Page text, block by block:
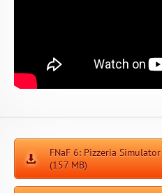
FNaF 6: Pizzeria
(157 MB)